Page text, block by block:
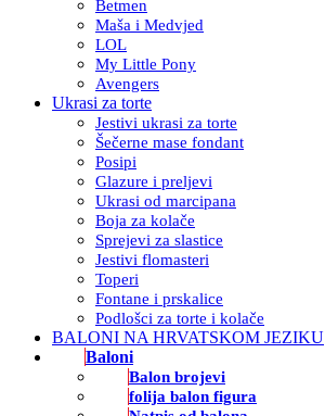
Betmen
Maša i Medvjed
LOL
My Little Pony
Avengers
Ukrasi za torte
Jestivi ukrasi za torte
Šečerne mase fondant
Posipi
Glazure i preljevi
Ukrasi od marcipana
Boja za kolače
Sprejevi za slastice
Jestivi flomasteri
Toperi
Fontane i prskalice
Podlošci za torte i kolače
BALONI NA HRVATSKOM JEZIKU
Baloni
Balon brojevi
folija balon figura